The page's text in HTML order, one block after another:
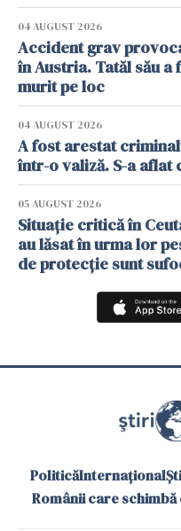
04 AUGUST 2026
Accident grav
în Austria. Tatăl său a
murit pe loc
04 AUGUST 2026
A fost arestat
într-o valiză. S-a aflat
05 AUGUST 2026
Situație critică în
au lăsat în urma lor
de protecție sunt
PoliticăInternațional
Românii care